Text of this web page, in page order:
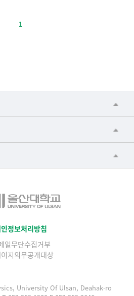
1
리인재교육연구단
정보처리방침
일무단수집거부
지의무공개대상
University Of Ulsan, Deahak-ro